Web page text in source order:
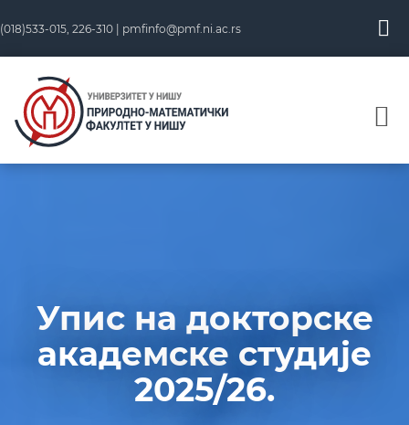
(018)533-015, 226-310 | pmfinfo@pmf.ni.ac.rs
Упис на докторске
академске студије
2025/26.